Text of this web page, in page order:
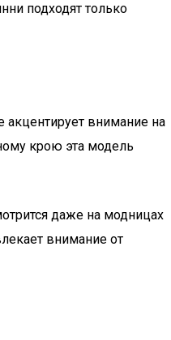
подходят только
внимание на
крою эта модель
даже на модницах
внимание от